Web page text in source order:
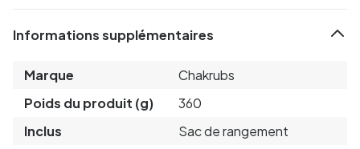
Informations supplémentaires
Marque
Chakrubs
Poids du produit (g)
360
Inclus
Sac de rangement